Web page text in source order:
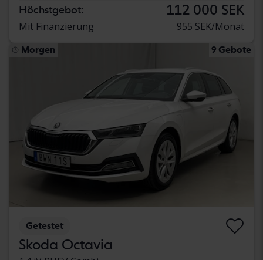
Höchstgebot: 112 000 SEK
Mit Finanzierung 955 SEK/Monat
Morgen 9 Gebote
Getestet
Skoda Octavia